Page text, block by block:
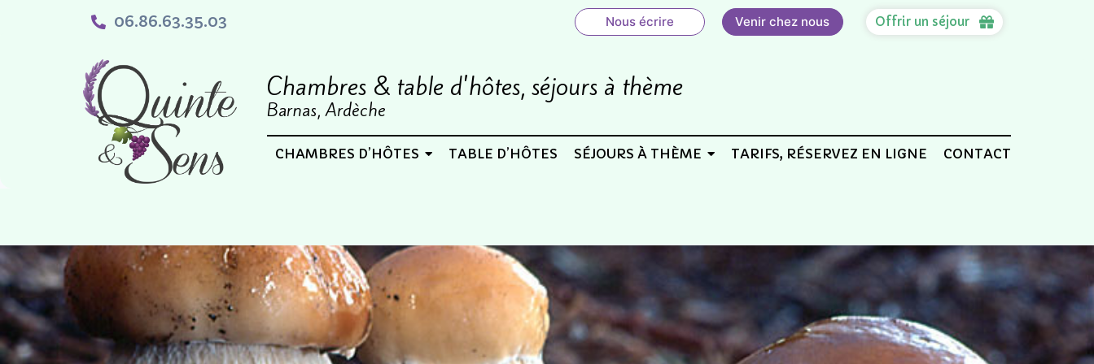
06.86.63.35.03 Nous écrire Venir chez nous Offrir un séjour
Chambres & table d'hôtes, séjours à thème
Barnas, Ardèche
CHAMBRES D’HÔTES TABLE D’HÔTES SÉJOURS À THÈME TARIFS, RÉSERVEZ EN LIGNE CONTACT